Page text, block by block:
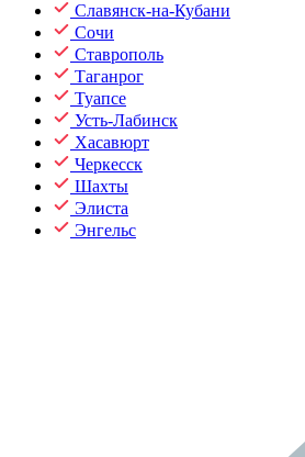
Славянск-на-Кубани
Сочи
Ставрополь
Таганрог
Туапсе
Усть-Лабинск
Хасавюрт
Черкесск
Шахты
Элиста
Энгельс